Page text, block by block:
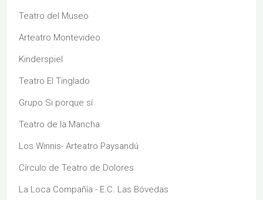
Teatro del Museo
Arteatro Montevideo
Kinderspiel
Teatro El Tinglado
Grupo Si porque sí
Teatro de la Mancha
Los Winnis- Arteatro Paysandú
Círculo de Teatro de Dolores
La Loca Compañía - E.C. Las Bóvedas